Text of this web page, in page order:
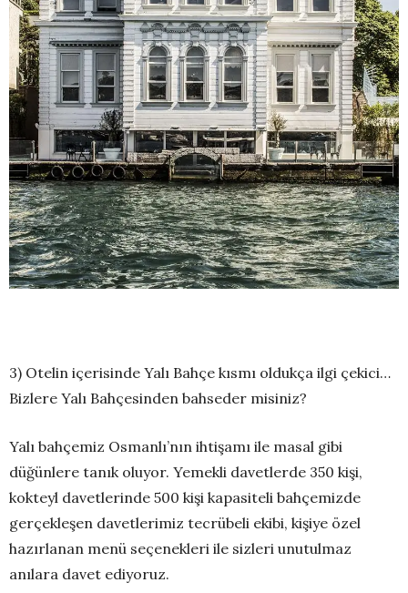
3) Otelin içerisinde Yalı Bahçe kısmı oldukça ilgi çekici…
Bizlere Yalı Bahçesinden bahseder misiniz?
Yalı bahçemiz Osmanlı’nın ihtişamı ile masal gibi
düğünlere tanık oluyor. Yemekli davetlerde 350 kişi,
kokteyl davetlerinde 500 kişi kapasiteli bahçemizde
gerçekleşen davetlerimiz tecrübeli ekibi, kişiye özel
hazırlanan menü seçenekleri ile sizleri unutulmaz
anılara davet ediyoruz.